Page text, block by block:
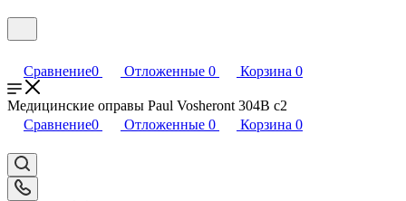
Сравнение0 Отложенные 0 Корзина 0
Медицинские оправы Paul Vosheront 304B c2
Сравнение0 Отложенные 0 Корзина 0